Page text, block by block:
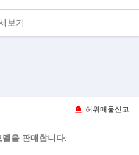
보기
허위매물신고
을 판매합니다.